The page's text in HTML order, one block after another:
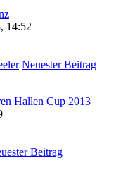
14:52
Neuester Beitrag
Hallen Cup 2013
Beitrag